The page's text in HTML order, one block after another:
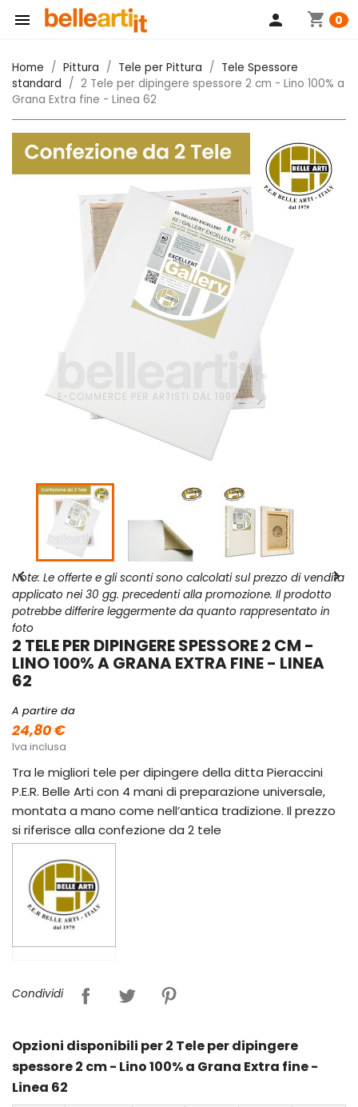
 shopping_cart 0
person
Home Pittura Tele per Pittura
Tele Spessore
standard
2 Tele per dipingere spessore 2 cm - Lino 100% a
Grana Extra fine - Linea 62
 
Note: Le offerte e gli sconti sono calcolati sul prezzo di vendita
applicato nei 30 gg. precedenti alla promozione. Il prodotto
potrebbe differire leggermente da quanto rappresentato in
foto
2 TELE PER DIPINGERE SPESSORE 2 CM -
LINO 100% A GRANA EXTRA FINE - LINEA
62
A partire da
24,80 €
Iva inclusa
Tra le migliori tele per dipingere della ditta Pieraccini
P.E.R. Belle Arti con 4 mani di preparazione universale,
montata a mano come nell’antica tradizione. Il prezzo
si riferisce alla confezione da 2 tele
Condividi
Opzioni disponibili per 2 Tele per dipingere
spessore 2 cm - Lino 100% a Grana Extra fine -
Linea 62